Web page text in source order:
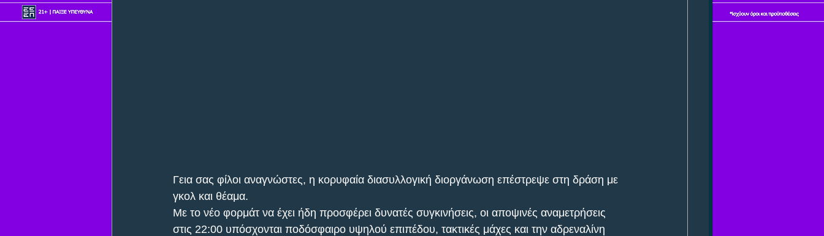
Γεια σας φίλοι αναγνώστες, η κορυφαία διασυλλογική διοργάνωση επέστρεψε στη δράση με
γκολ και θέαμα.
Με το νέο φορμάτ να έχει ήδη προσφέρει δυνατές συγκινήσεις, οι αποψινές αναμετρήσεις
στις 22:00 υπόσχονται ποδόσφαιρο υψηλού επιπέδου, τακτικές μάχες και την αδρεναλίνη